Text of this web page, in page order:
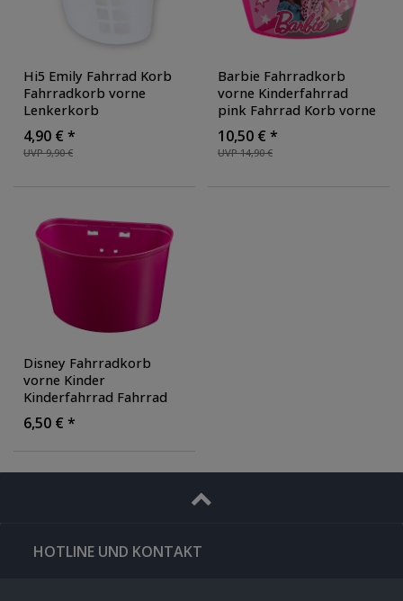
Hi5 Emily Fahrrad Korb
Fahrradkorb vorne
Lenkerkorb
Kinderfahrrad
Kinderfahrradkorb
Lenker abnehmbar
UVP 9,90 €
4,90 € *
Barbie Fahrradkorb
vorne Kinderfahrrad
pink Fahrrad Korb vorne
für Kinderrad aus
Kunststoff mit Motiv
Farbe: pink
UVP 14,90 €
10,50 € *
Disney Fahrradkorb
vorne Kinder
Kinderfahrrad Fahrrad
Korb Zubehör Fronkorb
Radkorb Lenkerkorb
6,50 € *
HOTLINE UND KONTAKT